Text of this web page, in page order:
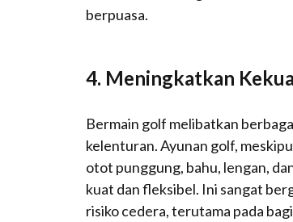
berpuasa.
4. Meningkatkan
Bermain golf melibatkan
kelenturan. Ayunan golf,
otot punggung, bahu, lengan,
kuat dan fleksibel. Ini sangat
risiko cedera, terutama pada